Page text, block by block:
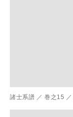
諸士系譜 ／ 巻之15 ／